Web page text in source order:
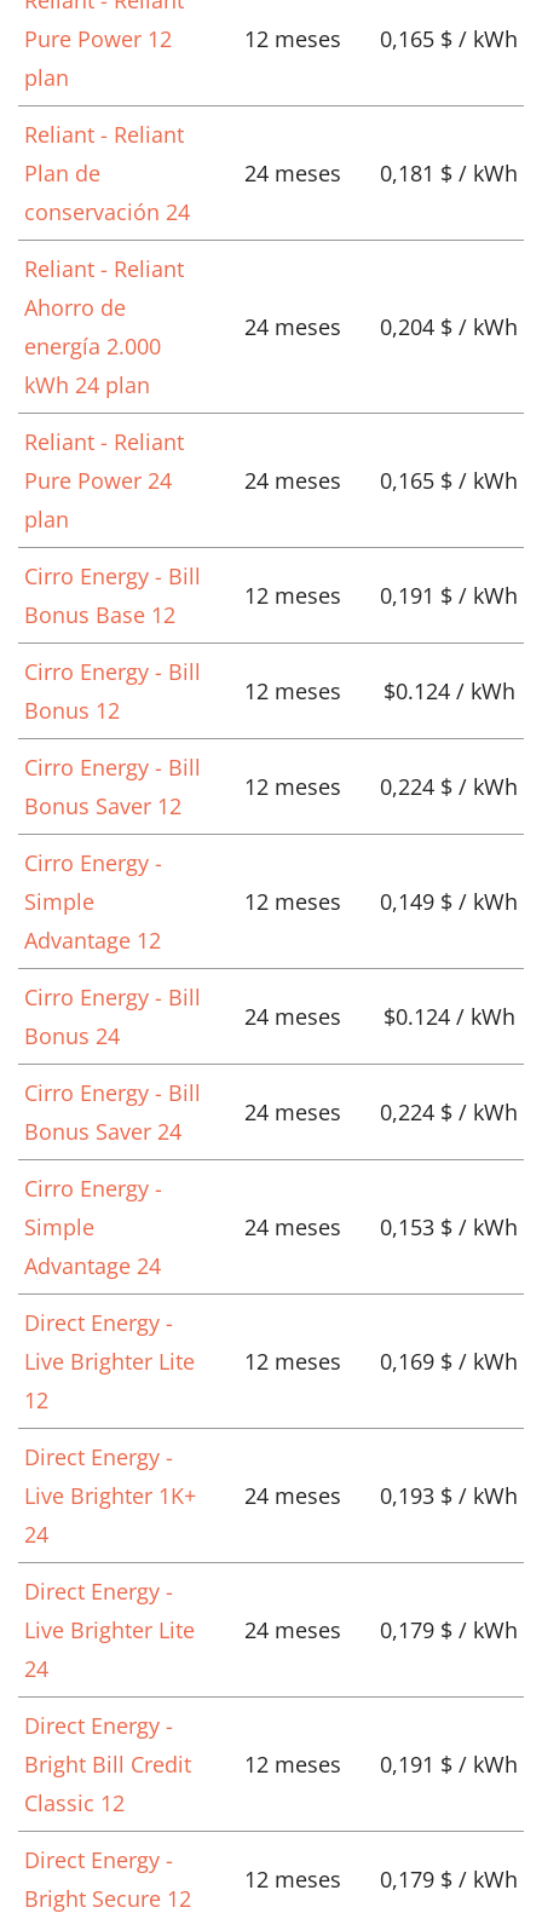
Pure Power 12
plan
12 meses 0,165 $ / kWh
Reliant - Reliant
Plan de
conservación 24
24 meses 0,181 $ / kWh
Reliant - Reliant
Ahorro de
energía 2.000
kWh 24 plan
24 meses 0,204 $ / kWh
Reliant - Reliant
Pure Power 24
plan
24 meses 0,165 $ / kWh
Cirro Energy - Bill
Bonus Base 12
12 meses 0,191 $ / kWh
Cirro Energy - Bill
Bonus 12
12 meses $0.124 / kWh
Cirro Energy - Bill
Bonus Saver 12
12 meses 0,224 $ / kWh
Cirro Energy -
Simple
Advantage 12
12 meses 0,149 $ / kWh
Cirro Energy - Bill
Bonus 24
24 meses $0.124 / kWh
Cirro Energy - Bill
Bonus Saver 24
24 meses 0,224 $ / kWh
Cirro Energy -
Simple
Advantage 24
24 meses 0,153 $ / kWh
Direct Energy -
Live Brighter Lite
12
12 meses 0,169 $ / kWh
Direct Energy -
Live Brighter 1K+
24
24 meses 0,193 $ / kWh
Direct Energy -
Live Brighter Lite
24
24 meses 0,179 $ / kWh
Direct Energy -
Bright Bill Credit
Classic 12
12 meses 0,191 $ / kWh
Direct Energy -
Bright Secure 12
12 meses 0,179 $ / kWh